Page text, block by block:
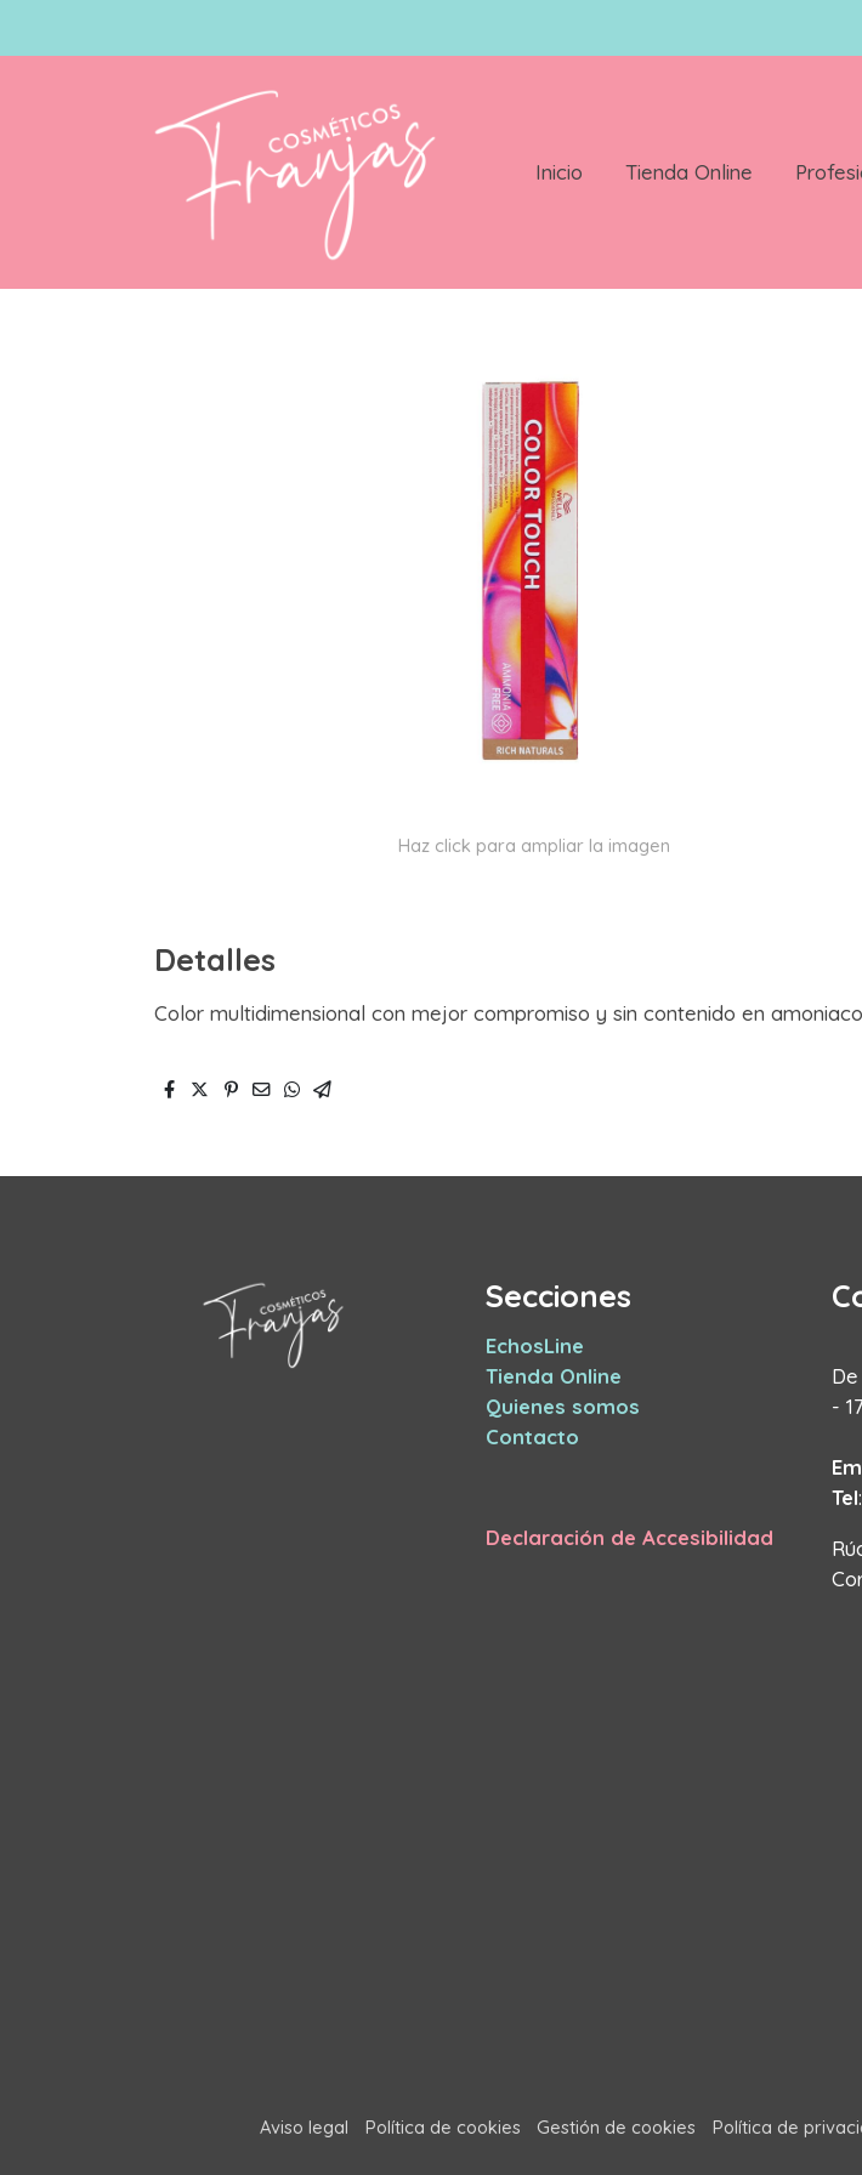
Inicio Tienda Online
Wella Color Touch 60ml Color 8/71
Haz click para ampliar la imagen
Detalles
Color multidimensional con mejor compromiso y sin contenido en
Secciones
EchosLine
Tienda Online
Quienes somos
Contacto
Declaración de Accesibilidad
-
Tel
Aviso legal Política de cookies Gestión de cookies Política de